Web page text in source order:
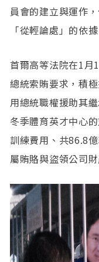
員會的建立與運作
「從輕論處」的依
首爾高等法院在1月
總統索賄要求，積
用總統職權援助其
冬季體育英才中心
訓練費用、共86.8
屬賄賂與盜領公司